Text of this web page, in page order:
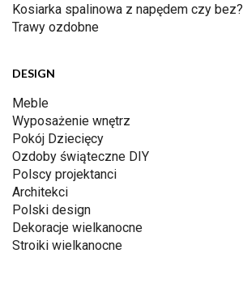
Kosiarka spalinowa z napędem czy bez?
Trawy ozdobne
DESIGN
Meble
Wyposażenie wnętrz
Pokój Dziecięcy
Ozdoby świąteczne DIY
Polscy projektanci
Architekci
Polski design
Dekoracje wielkanocne
Stroiki wielkanocne